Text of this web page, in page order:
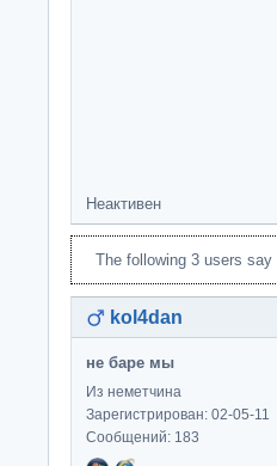
Неактивен
The following 3 users say
kol4dan
не баре мы
Из неметчина
Зарегистрирован: 02-05-11
Сообщений: 183